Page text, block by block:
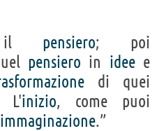
il pensiero; poi
pensiero in ideee
di quei
L'inizio, come puoi
immaginazione.”